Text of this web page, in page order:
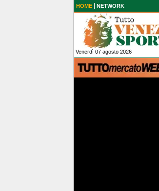
HOME NETWORK
Venerdì 07 agosto 2026